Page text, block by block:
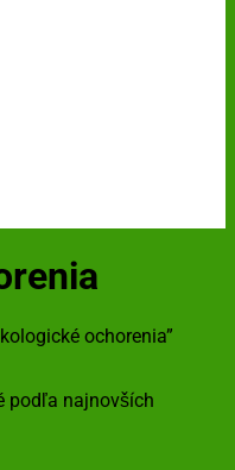
ochorenia”
podľa najnovších